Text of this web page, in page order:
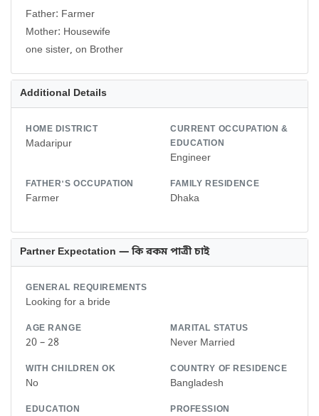
Father: Farmer
Mother: Housewife
one sister, on Brother
Additional Details
HOME DISTRICT
Madaripur
CURRENT OCCUPATION &
EDUCATION
Engineer
FATHER'S OCCUPATION
Farmer
FAMILY RESIDENCE
Dhaka
Partner Expectation — কি রকম পাত্রী চাই
GENERAL REQUIREMENTS
Looking for a bride
AGE RANGE
20 – 28
MARITAL STATUS
Never Married
WITH CHILDREN OK
No
COUNTRY OF RESIDENCE
Bangladesh
EDUCATION PROFESSION